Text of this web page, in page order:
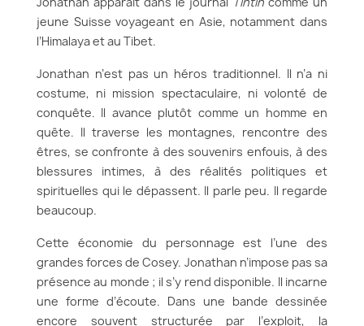
jeune Suisse voyageant en Asie, notamment dans
l’Himalaya et au Tibet.
Jonathan n’est pas un héros traditionnel. Il n’a ni
costume, ni mission spectaculaire, ni volonté de
conquête. Il avance plutôt comme un homme en
quête. Il traverse les montagnes, rencontre des
êtres, se confronte à des souvenirs enfouis, à des
blessures intimes, à des réalités politiques et
spirituelles qui le dépassent. Il parle peu. Il regarde
beaucoup.
Cette économie du personnage est l’une des
grandes forces de Cosey. Jonathan n’impose pas sa
présence au monde ; il s’y rend disponible. Il incarne
une forme d’écoute. Dans une bande dessinée
encore souvent structurée par l’exploit, la